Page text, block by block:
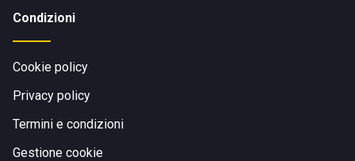
Condizioni
Cookie policy
Privacy policy
Termini e condizioni
Gestione cookie